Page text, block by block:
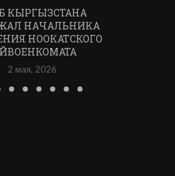
КЫРГЫЗСТАНА
НАЧАЛЬНИКА
НООКАТСКОГО
2 мая, 2026